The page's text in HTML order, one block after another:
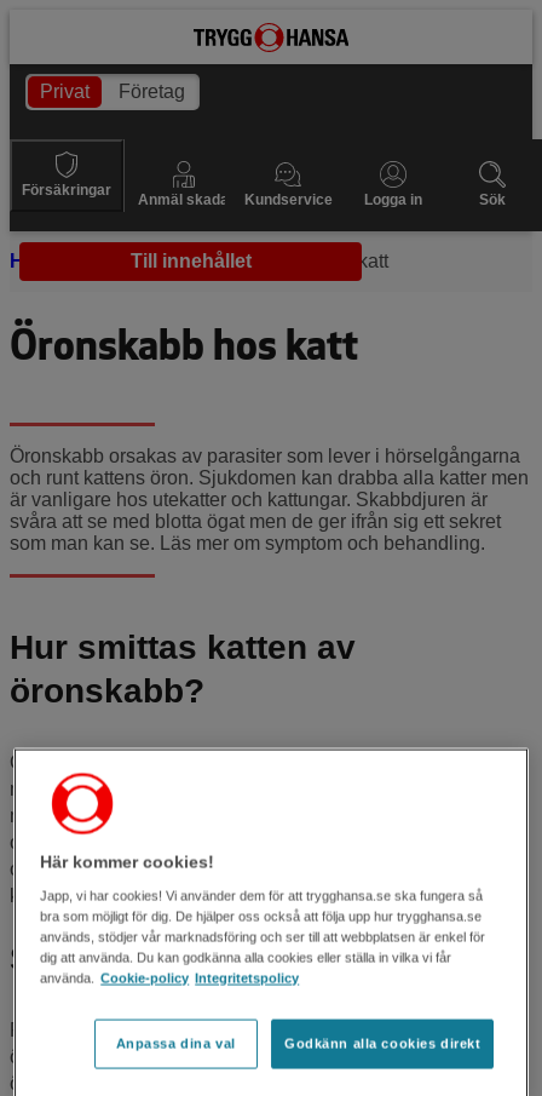
Till innehållet
Privat Företag
Försäkringar
Anmäl skada Kundservice Logga in Sök
Hem Sjukdomar Öronskabb hos katt
Öronskabb hos katt
Öronskabb orsakas av parasiter som lever i hörselgångarna
och runt kattens öron. Sjukdomen kan drabba alla katter men
är vanligare hos utekatter och kattungar. Skabbdjuren är
svåra att se med blotta ögat men de ger ifrån sig ett sekret
som man kan se. Läs mer om symptom och behandling.
Hur smittas katten av
öronskabb?
Öronskabb är mycket smittsamt och smittar vid direktkontakt
med ett annat smittat djur. Parasiterna kan också överleva i
miljön upp till flera månader så en katt kan få smittan via
omgivningen. Öronskabb smittar mellan katter men kan
också smitta hundar. Människor kan inte bli smittade av
kattens öronskabb.
Symtom på öronskabb hos katt
ögat, men man kan se olika tecken på att katten har fått
öronskabb:
Här kommer cookies!
Japp, vi har cookies! Vi använder dem för att trygghansa.se ska fungera så
bra som möjligt för dig. De hjälper oss också att följa upp hur trygghansa.se
används, stödjer vår marknadsföring och ser till att webbplatsen är enkel för
dig att använda. Du kan godkänna alla cookies eller ställa in vilka vi får
använda. Cookie-policy Integritetspolicy
Anpassa dina val Godkänn alla cookies direkt